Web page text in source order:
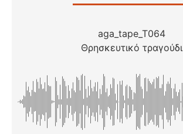
aga_tape_T064
Θρησκευτικό τραγούδι